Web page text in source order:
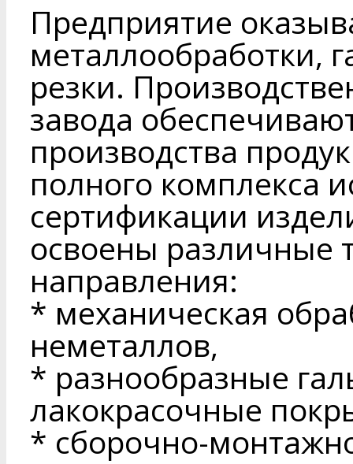
Предприятие
металлообработки,
резки.
завода
производства
полного комплекса
сертификации
освоены различные
направления:
* механическая
неметаллов,
* разнообразные
лакокрасочные
* сборочно-